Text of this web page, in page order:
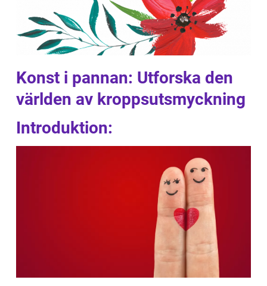
Konst i pannan: Utforska den
världen av kroppsutsmyckning
Introduktion: